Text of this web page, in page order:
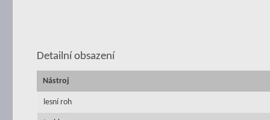
Detailní obsazení
Nástroj
lesní roh